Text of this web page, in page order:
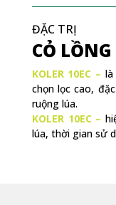
ĐẶC TRỊ
CỎ
KOLER 10EC –
chọn lọc cao,
ruộng lúa.
KOLER 10EC –
lúa, thời gian sử